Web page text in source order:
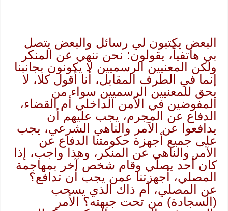
البعض يكتبون لي رسائل والبعض يتصل
بي هاتفياً، يقولون: نحن ننهي عن المنكر
ولكن المعنيين الرسميين لا يكونون بجانبنا
إنما في الطرف المقابل، أنا أقول كلا، لا
يحق للمعنيين الرسميين سواء من
المفوضين في الأمن الداخلي أم القضاء،
الدفاع عن المجرم، يجب عليهم أن
يدافعوا عن الآمر والناهي الشرعي، يجب
على جميع أجهزة حكومتنا الدفاع عن
الآمر والناهي عن المنكر، وهذا واجب، إذا
كان أحد يصلي وقام شخص آخر بمهاجمة
المصلي، أجهزتنا عمن يجب أن تدافع؟
عن المصلي، أم ذاك الذي يسحب
(السجادة) من تحت جبهته؟ الأمر